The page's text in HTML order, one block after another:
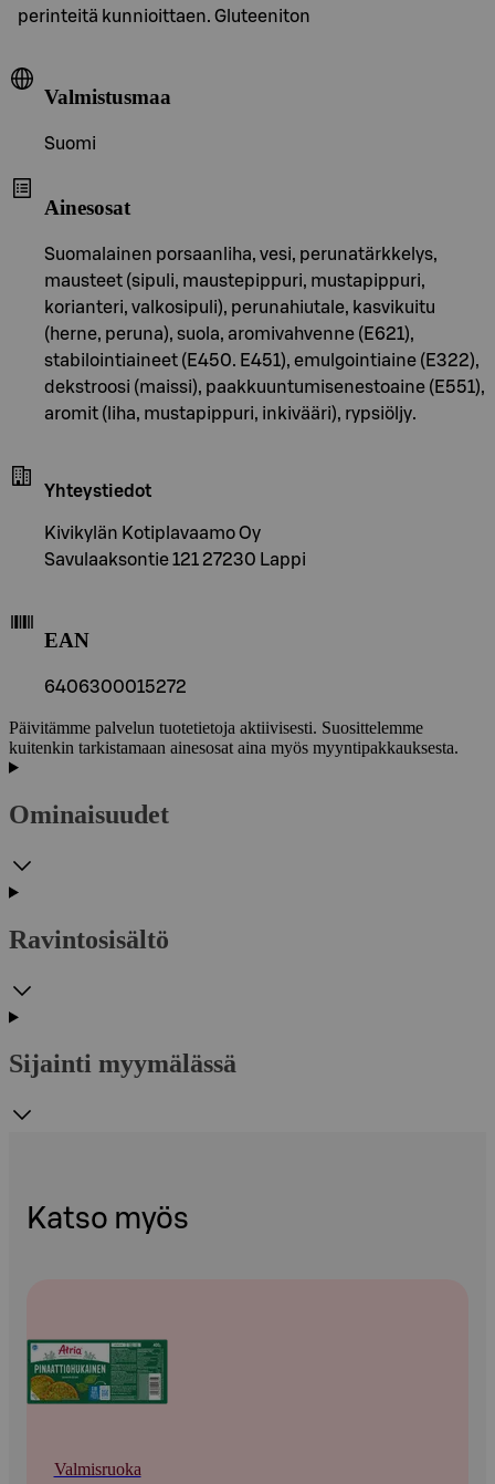
perinteitä kunnioittaen. Gluteeniton
Valmistusmaa
Suomi
Ainesosat
Suomalainen porsaanliha, vesi, perunatärkkelys,
mausteet (sipuli, maustepippuri, mustapippuri,
korianteri, valkosipuli), perunahiutale, kasvikuitu
(herne, peruna), suola, aromivahvenne (E621),
stabilointiaineet (E450. E451), emulgointiaine (E322),
dekstroosi (maissi), paakkuuntumisenestoaine (E551),
aromit (liha, mustapippuri, inkivääri), rypsiöljy.
Yhteystiedot
Kivikylän Kotiplavaamo Oy
Savulaaksontie 121 27230 Lappi
EAN
6406300015272
Päivitämme palvelun tuotetietoja aktiivisesti. Suosittelemme
kuitenkin tarkistamaan ainesosat aina myös myyntipakkauksesta.
Ominaisuudet
Ravintosisältö
Sijainti myymälässä
Katso myös
Valmisruoka